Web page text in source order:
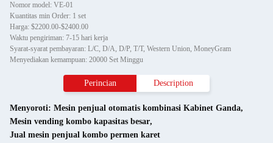
Nomor model: VE-01
Kuantitas min Order: 1 set
Harga: $2200.00-$2400.00
Waktu pengiriman: 7-15 hari kerja
Syarat-syarat pembayaran: L/C, D/A, D/P, T/T, Western Union, MoneyGram
Menyediakan kemampuan: 20000 Set Minggu
Perincian Description
Menyoroti: Mesin penjual otomatis kombinasi Kabinet Ganda,
Mesin vending kombo kapasitas besar,
Jual mesin penjual kombo permen karet